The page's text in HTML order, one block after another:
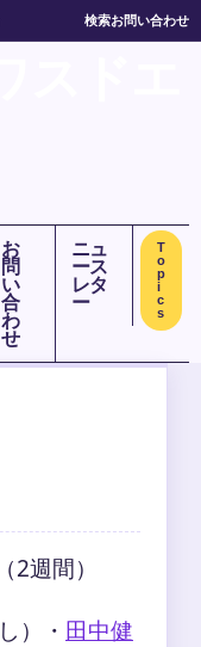
検索お問い合わせ
お
問
い
合
わ
せ
ニュ
ース
レタ
ー
T
o
p
i
c
s
2週間）
） ・ 田中健